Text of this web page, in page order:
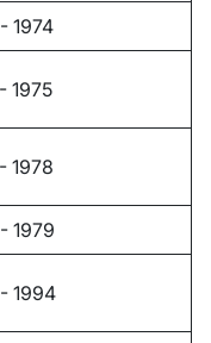
1974
1975
1978
1979
1994